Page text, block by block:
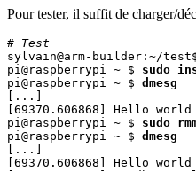
Pour tester, il suffit de charger/
# Test
sylvain@arm-builder:~/
pi@raspberrypi ~ $ sudo
pi@raspberrypi ~ $ dmesg
[...]
[69370.606868] Hello world
pi@raspberrypi ~ $ sudo
pi@raspberrypi ~ $ dmesg
[...]
[69370.606868] Hello world